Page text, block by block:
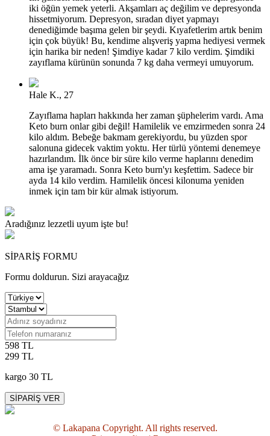
iki öğün yemek yeterli. Akşamları aç değilim ve depresyonda
hissetmiyorum. Depresyon, sıradan diyet yapmayı
denediğimde başıma gelen bir şeydi. Kıyafetlerim artık benim
için çok büyük! Bu, kendime alışveriş yapma hediyesi vermek
için harika bir neden! Şimdiye kadar 7 kilo verdim. Şimdiki
zayıflama kürünün sonunda 7 kg daha vermeyi umuyorum.
Hale K., 27
Zayıflama hapları hakkında her zaman şüphelerim vardı. Ama
Keto burn onlar gibi değil! Hamilelik ve emzirmeden sonra 24
kilo aldım. Bebeğe bakmam gerekiyordu, bu yüzden spor
salonuna gidecek vaktim yoktu. Her türlü yöntemi denemeye
hazırlandım. İlk önce bir süre kilo verme haplarını denedim
ama işe yaramadı. Sonra Keto burn'yı keşfettim. Sadece bir
ayda 14 kilo verdim. Hamilelik öncesi kilonuma yeniden
inmek için tam bir kür almak istiyorum.
Aradığınız lezzetli uyum işte bu!
SİPARİŞ FORMU
Formu doldurun. Sizi arayacağız
598 TL
299 TL
kargo 30 TL
SİPARİŞ VER
© Lakapana Copyright. All rights reserved.